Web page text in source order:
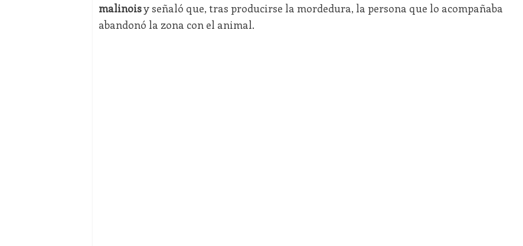
malinoisy señaló que, tras producirse la mordedura, la persona que lo acompañaba
abandonó la zona con el animal.